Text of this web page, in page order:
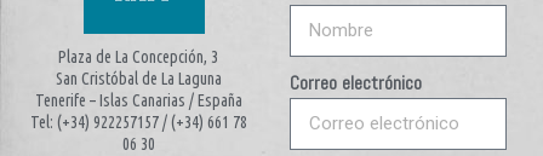
Plaza de La Concepción, 3
San Cristóbal de La Laguna
Tenerife – Islas Canarias / España
Tel: (+34) 922257157 / (+34) 661 78
06 30
Correo electrónico